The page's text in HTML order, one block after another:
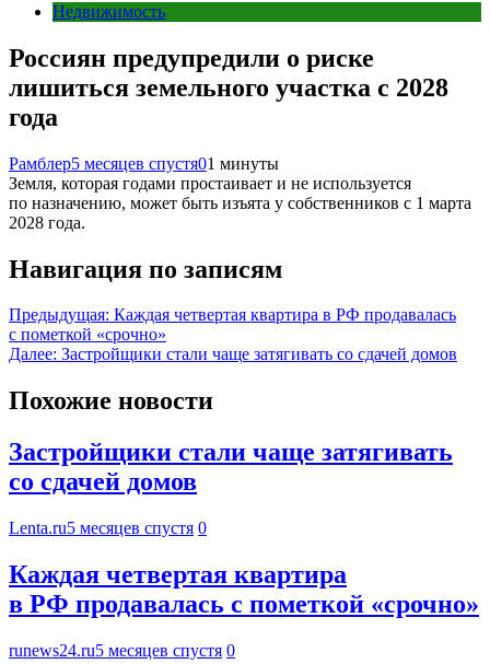
Недвижимость
Россиян предупредили о риске
лишиться земельного участка с 2028
года
Рамблер5 месяцев спустя01 минуты
Земля, которая годами простаивает и не используется
по назначению, может быть изъята у собственников с 1 марта
2028 года.
Навигация по записям
Предыдущая: Каждая четвертая квартира в РФ продавалась
с пометкой «срочно»
Далее: Застройщики стали чаще затягивать со сдачей домов
Похожие новости
Застройщики стали чаще затягивать
со сдачей домов
Lenta.ru5 месяцев спустя 0
Каждая четвертая квартира
в РФ продавалась с пометкой «срочно»
runews24.ru5 месяцев спустя 0